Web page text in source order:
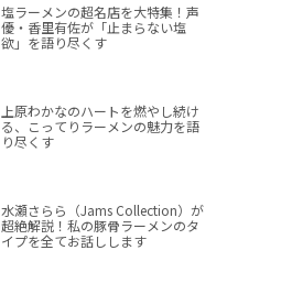
塩ラーメンの超名店を大特集！声
優・香里有佐が「止まらない塩
欲」を語り尽くす
上原わかなのハートを燃やし続け
る、こってりラーメンの魅力を語
り尽くす
水瀬さらら（Jams Collection）が
超絶解説！私の豚骨ラーメンのタ
イプを全てお話しします